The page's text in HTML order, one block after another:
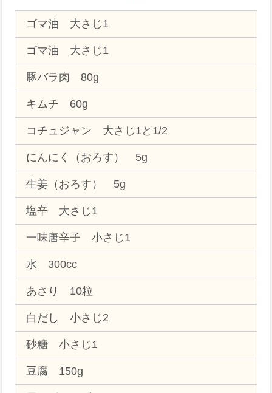
ゴマ油 大さじ1
ゴマ油 大さじ1
豚バラ肉 80g
キムチ 60g
コチュジャン 大さじ1と1/2
にんにく（おろす） 5g
生姜（おろす） 5g
塩辛 大さじ1
一味唐辛子 小さじ1
水 300cc
あさり 10粒
白だし 小さじ2
砂糖 小さじ1
豆腐 150g